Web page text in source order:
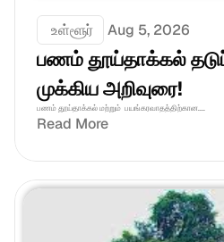
உள்ளூர் Aug 5, 2026
பணம் தூய்தாக்கல்
முக்கிய அறிவுரை!
பணம் தூய்தாக்கல் மற்றும்  பயங்கரவாதத்திற்கான....
Read More